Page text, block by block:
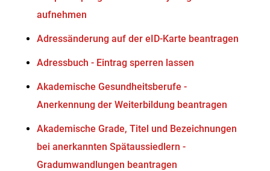
aufnehmen
Adressänderung auf der eID-Karte beantragen
Adressbuch - Eintrag sperren lassen
Akademische Gesundheitsberufe -
Anerkennung der Weiterbildung beantragen
Akademische Grade, Titel und Bezeichnungen
bei anerkannten Spätaussiedlern -
Gradumwandlungen beantragen